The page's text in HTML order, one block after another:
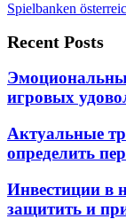
Spielbanken
Recent Posts
игровых
Актуальные
определить
Инвестиции в
защитить и